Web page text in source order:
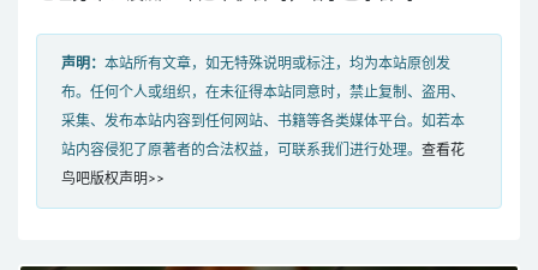
声明： 本站所有文章，如无特殊说明或标注，均为本站原创发
布。任何个人或组织，在未征得本站同意时，禁止复制、盗用、
采集、发布本站内容到任何网站、书籍等各类媒体平台。如若本
站内容侵犯了原著者的合法权益，可联系我们进行处理。 查看花
鸟吧版权声明>>